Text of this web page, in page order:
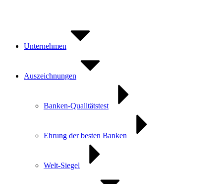
Unternehmen
Auszeichnungen
Banken-Qualitätstest
Ehrung der besten Banken
Welt-Siegel